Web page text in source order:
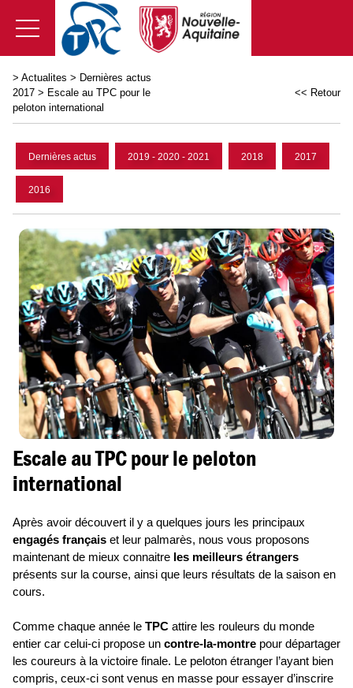
> Actualites > Dernières actus
2017 > Escale au TPC pour le
peloton international
<< Retour
Dernières actus 2019 - 2020 - 2021 2018 2017
2016
Escale au TPC pour le peloton
international
Après avoir découvert il y a quelques jours les principaux
engagés français et leur palmarès, nous vous proposons
maintenant de mieux connaitre les meilleurs étrangers
présents sur la course, ainsi que leurs résultats de la saison en
cours.
Comme chaque année le TPC attire les rouleurs du monde
entier car celui-ci propose un contre-la-montre pour départager
les coureurs à la victoire finale. Le peloton étranger l’ayant bien
compris, ceux-ci sont venus en masse pour essayer d’inscrire